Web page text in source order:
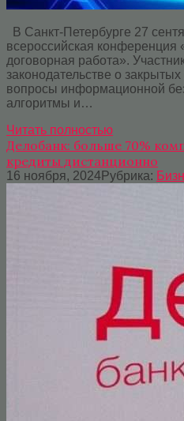
В Санкт-Петербурге 27
всероссийская конференция
договорная работа».
законодательстве о
вопросы информационной
алгоритмы и…
Читать полностью
Делобанк: больше 70%
кредиты дистанционно
16 ноября, 2024Рубрика: